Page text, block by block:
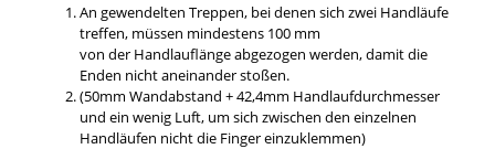
An gewendelten Treppen, bei denen sich zwei Handläufe
treffen, müssen mindestens 100 mm
von der Handlauflänge abgezogen werden, damit die
Enden nicht aneinander stoßen.
(50mm Wandabstand + 42,4mm Handlaufdurchmesser
und ein wenig Luft, um sich zwischen den einzelnen
Handläufen nicht die Finger einzuklemmen)